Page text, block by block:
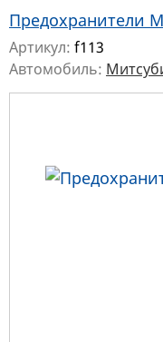
Предохранители
Артикул: f113
Автомобиль: